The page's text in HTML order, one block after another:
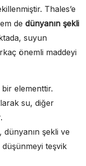
Thales’e
de dünyanın şekli
suyun
önemli maddeyi
bir elementtir.
su, diğer
dünyanın şekli ve
düşünmeyi teşvik